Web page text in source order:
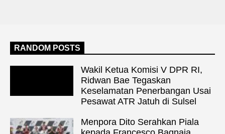
RANDOM POSTS
Wakil Ketua Komisi V DPR RI,
Ridwan Bae Tegaskan
Keselamatan Penerbangan Usai
Pesawat ATR Jatuh di Sulsel
Menpora Dito Serahkan Piala